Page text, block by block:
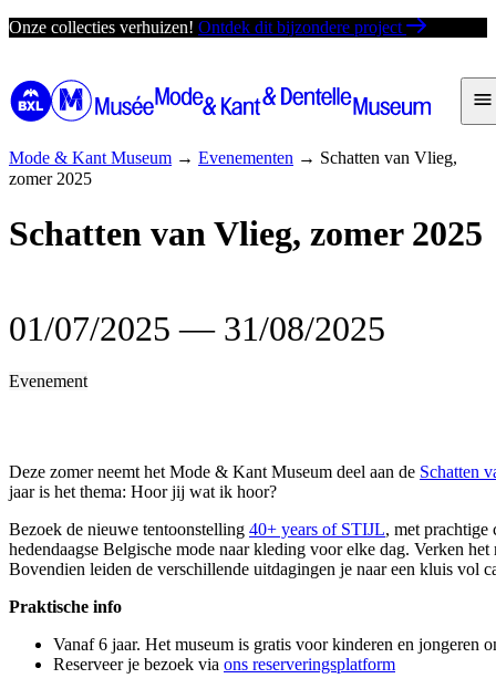
Ga
de
inhoud
Onze collecties verhuizen! Ontdek dit bijzondere project
Mode & Kant Museum → Evenementen → Schatten van Vlieg,
zomer 2025
Schatten van Vlieg, zomer 2025
01/07/2025 ― 31/08/2025
Evenement
Deze zomer neemt het Mode & Kant Museum deel aan de Schatten
jaar is het thema: Hoor jij wat ik hoor?
Bezoek de nieuwe tentoonstelling 40+ years of STIJL, met prachtige
hedendaagse Belgische mode naar kleding voor elke dag. Verken
Bovendien leiden de verschillende uitdagingen je naar een kluis vol
Praktische info
Vanaf 6 jaar. Het museum is gratis voor kinderen en jongeren
Reserveer je bezoek via ons reserveringsplatform